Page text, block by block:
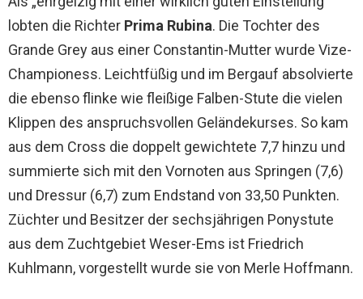
lobten die Richter Prima Rubina. Die Tochter des
Grande Grey aus einer Constantin-Mutter wurde Vize-
Championess. Leichtfüßig und im Bergauf absolvierte
die ebenso flinke wie fleißige Falben-Stute die vielen
Klippen des anspruchsvollen Geländekurses. So kam
aus dem Cross die doppelt gewichtete 7,7 hinzu und
summierte sich mit den Vornoten aus Springen (7,6)
und Dressur (6,7) zum Endstand von 33,50 Punkten.
Züchter und Besitzer der sechsjährigen Ponystute
aus dem Zuchtgebiet Weser-Ems ist Friedrich
Kuhlmann, vorgestellt wurde sie von Merle Hoffmann.